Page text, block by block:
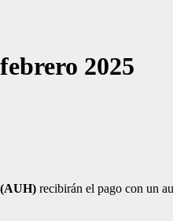
2025
recibirán el pago con un